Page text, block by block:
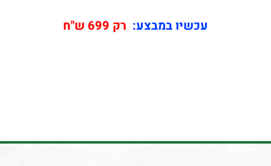
עכשיו במבצע: רק 699 ש"ח